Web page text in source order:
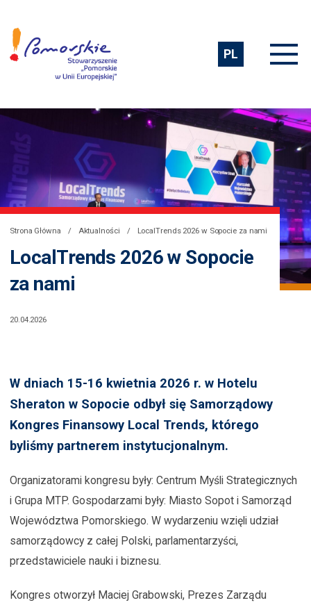
PL
Strona Główna Aktualności LocalTrends 2026 w Sopocie za nami
LocalTrends 2026 w Sopocie
za nami
20.04.2026
W dniach 15-16 kwietnia 2026 r. w Hotelu
Sheraton w Sopocie odbył się Samorządowy
Kongres Finansowy Local Trends, którego
byliśmy partnerem instytucjonalnym.
Organizatorami kongresu były: Centrum Myśli Strategicznych
i Grupa MTP. Gospodarzami były: Miasto Sopot i Samorząd
Województwa Pomorskiego. W wydarzeniu wzięli udział
samorządowcy z całej Polski, parlamentarzyści,
przedstawiciele nauki i biznesu.
Kongres otworzył Maciej Grabowski, Prezes Zarządu